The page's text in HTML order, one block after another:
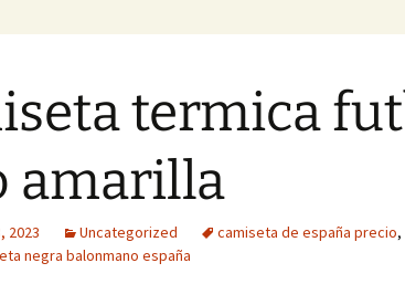
termica
amarilla
2023 Uncategorized camiseta de españa precio,
negra balonmano españa